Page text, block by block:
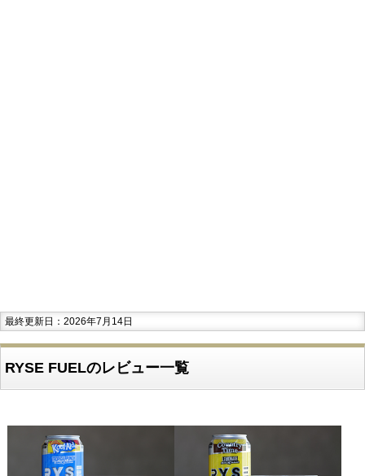
最終更新日：2026年7月14日
RYSE FUELのレビュー一覧